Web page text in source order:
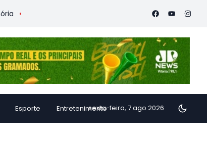
Vitória Coffee Summit 2026 confirma especialistas
Esporte Entretenimentosexta-feira, 7 ago 2026